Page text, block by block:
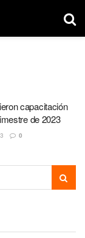
capacitación
de 2023
0